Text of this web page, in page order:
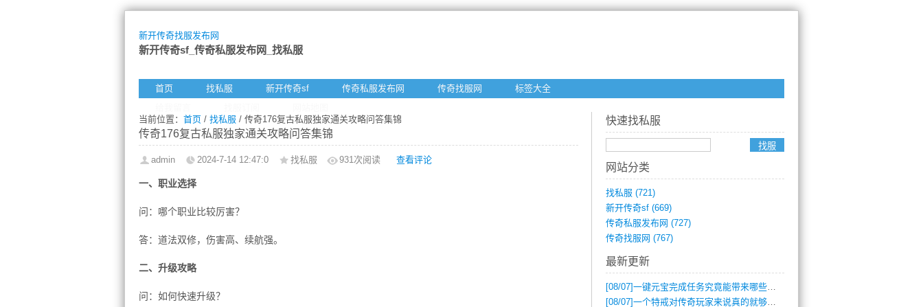
新开传奇找服发布网
新开传奇sf_传奇私服发布网_找私服
首页 找私服 新开传奇sf 传奇私服发布网 传奇找服网
标签大全
当前位置： 首页 / 找私服 / 传奇176复古私服独家通关攻略问答集锦
传奇176复古私服独家通关攻略问答集锦
admin 2024-7-14 12:47:0 找私服 931次阅读 查看评论
一、职业选择
问：哪个职业比较厉害？
答：道法双修，伤害高、续航强。
二、升级攻略
问：如何快速升级？
快速找私服
网站分类
找私服 (721)
新开传奇sf (669)
传奇私服发布网 (727)
传奇找服网 (767)
最新更新
[08/07]一键元宝完成任务究竟能带来哪些超值优势？
[08/07]一个特戒对传奇玩家来说真的就够用了吗？